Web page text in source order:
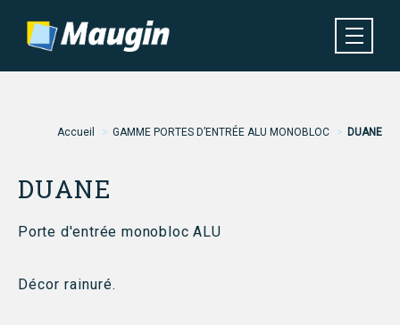
contenu
Accueil GAMME PORTES D’ENTRÉE ALU MONOBLOC DUANE
DUANE
Porte d'entrée monobloc ALU
Décor rainuré.